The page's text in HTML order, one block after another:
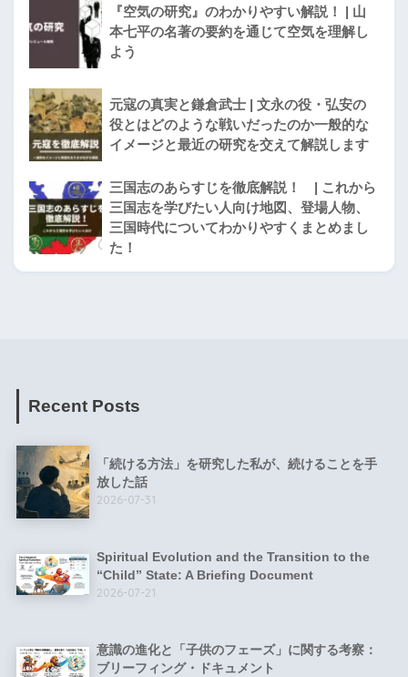
『空気の研究』のわかりやすい解説！ | 山
本七平の名著の要約を通じて空気を理解し
よう
元寇の真実と鎌倉武士 | 文永の役・弘安の
役とはどのような戦いだったのか一般的な
イメージと最近の研究を交えて解説します
三国志のあらすじを徹底解説！ | これから
三国志を学びたい人向け地図、登場人物、
三国時代についてわかりやすくまとめまし
た！
Recent Posts
「続ける方法」を研究した私が、続けることを手
放した話
2026-07-31
Spiritual Evolution and the Transition to the
“Child” State: A Briefing Document
2026-07-21
意識の進化と「子供のフェーズ」に関する考察：
ブリーフィング・ドキュメント